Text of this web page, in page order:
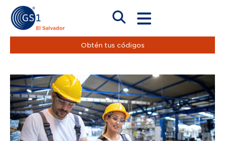
Obtén tus códigos